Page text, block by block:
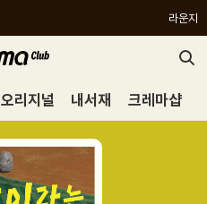
라운지
오리지널 내서재 크레마샵